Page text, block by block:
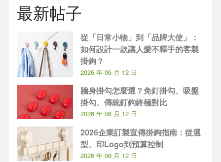
最新帖子
從「日常小物」到「品牌大使」：
如何設計一款讓人愛不釋手的客製
掛鉤？
2026 年 06 月 12 日
牆身掛勾怎麼選？免釘掛勾、吸盤
掛勾、傳統釘鉤終極對比
2026 年 06 月 12 日
2026企業訂製宣傳掛鉤指南：從選
型、印Logo到預算控制
2026 年 06 月 12 日